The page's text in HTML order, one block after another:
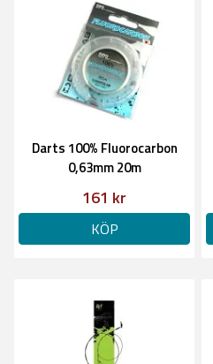
Darts 100% Fluorocarbon
0,63mm 20m
161 kr
KÖP